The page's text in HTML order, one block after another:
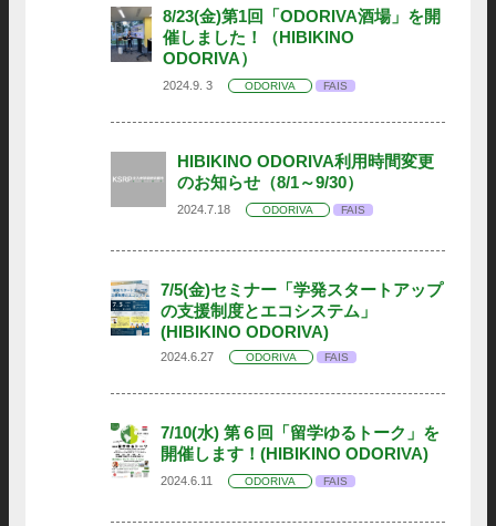
8/23(金)第1回「ODORIVA酒場」を開
催しました！（HIBIKINO
ODORIVA）
2024.9. 3 ODORIVA FAIS
HIBIKINO ODORIVA利用時間変更
のお知らせ（8/1～9/30）
2024.7.18 ODORIVA FAIS
7/5(金)セミナー「学発スタートアップ
の支援制度とエコシステム」
(HIBIKINO ODORIVA)
2024.6.27 ODORIVA FAIS
7/10(水) 第６回「留学ゆるトーク」を
開催します！(HIBIKINO ODORIVA)
2024.6.11 ODORIVA FAIS